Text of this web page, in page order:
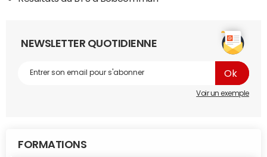
NEWSLETTER QUOTIDIENNE
Voir un exemple
FORMATIONS